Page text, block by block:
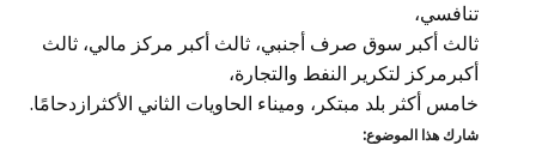
تنافسي،
ثالث أكبر سوق صرف أجنبي، ثالث أكبر مركز مالي، ثالث
أكبرمركز لتكرير النفط والتجارة،
خامس أكثر بلد مبتكر، وميناء الحاويات الثاني الأكثرازدحامًا.
شارك هذا الموضوع: